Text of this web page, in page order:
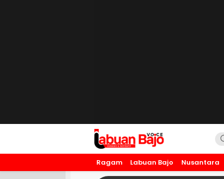
Labuan Bajo Voice
Humanis dan Inspiratif
Ragam Labuan Bajo Nusantara